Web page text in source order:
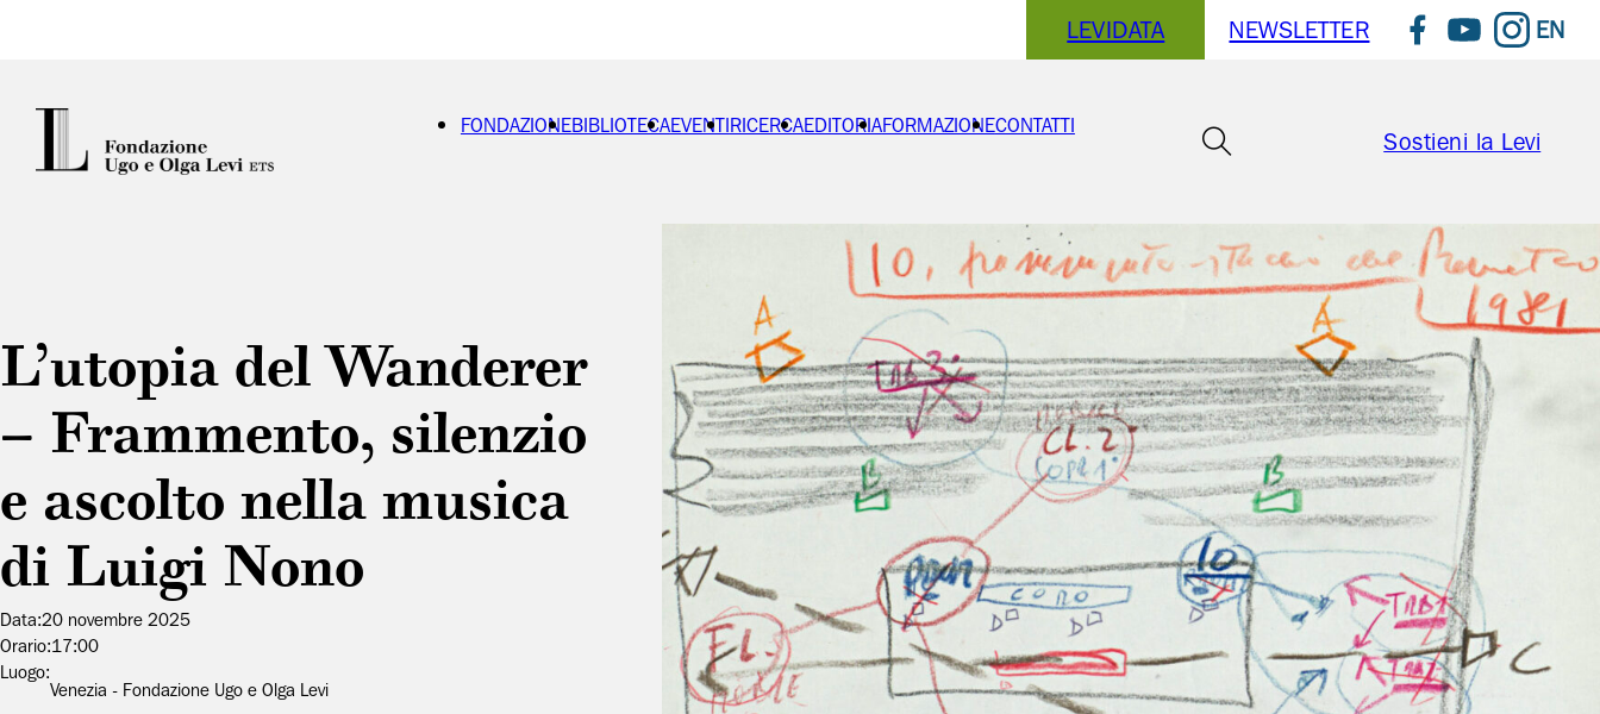
LEVIDATA NEWSLETTER
Seguici su Facebook
Seguici su
Seguici
EN
FONDAZIONEBIBLIOTECAEVENTIRICERCAEDITORIAFORMAZIONECONTATTI
Sostieni la Levi
L’utopia del Wanderer
– Frammento, silenzio
e ascolto nella musica
di Luigi Nono
Data:20 novembre 2025
Orario:17:00
Luogo:
Venezia - Fondazione Ugo e Olga Levi